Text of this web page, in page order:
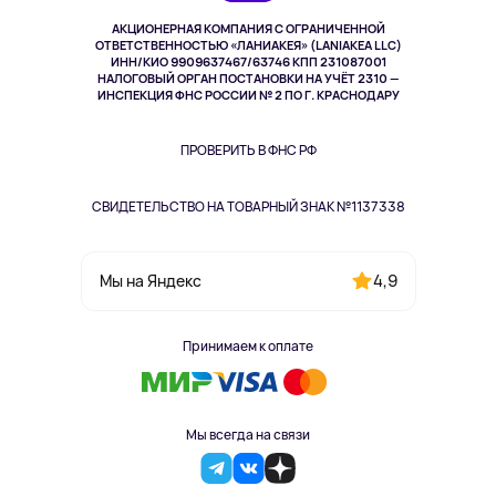
АКЦИОНЕРНАЯ КОМПАНИЯ С ОГРАНИЧЕННОЙ
ОТВЕТСТВЕННОСТЬЮ «ЛАНИАКЕЯ» (LANIAKEA LLC)
ИНН/КИО 9909637467/63746 КПП 231087001
НАЛОГОВЫЙ ОРГАН ПОСТАНОВКИ НА УЧЁТ 2310 —
ИНСПЕКЦИЯ ФНС РОССИИ № 2 ПО Г. КРАСНОДАРУ
ПРОВЕРИТЬ В ФНС РФ
СВИДЕТЕЛЬСТВО НА ТОВАРНЫЙ ЗНАК №1137338
Мы на Яндекс 4,9
Принимаем к оплате
Мы всегда на связи
Здоровье питомцев
Одежда и аксессуары